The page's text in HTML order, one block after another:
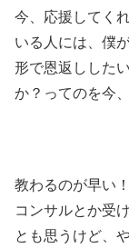
今、応援してく
いる人には、僕
形で恩返しした
か？ってのを今
教わるのが早い！
コンサルとか受
とも思うけど、